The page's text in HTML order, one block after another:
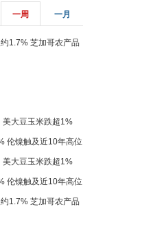
一周 一月
1.7% 芝加哥农产品
美大豆玉米跌超1%
伦镍触及近10年高位
美大豆玉米跌超1%
伦镍触及近10年高位
1.7% 芝加哥农产品